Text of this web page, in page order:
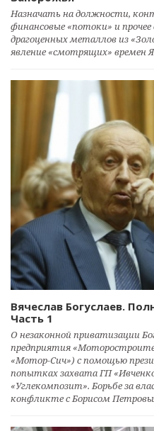
Назначать на должности,
финансовые «потоки» и
драгоценных металлов из
явление «смотрящих» времен
Вячеслав Богуслаев.
Часть 1
О незаконной приватизации
предприятия
«Мотор-Сич») с помощью
попытках захвата ГП
«Углекомпозит». Борьбе за
конфликте с Борисом